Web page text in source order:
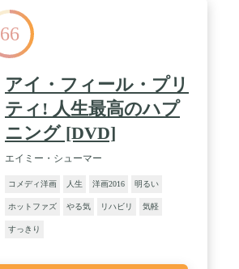
66
アイ・フィール・プリ
ティ! 人生最高のハプ
ニング [DVD]
エイミー・シューマー
コメディ洋画 人生 洋画2016 明るい
ホットファズ やる気 リハビリ 気軽
すっきり